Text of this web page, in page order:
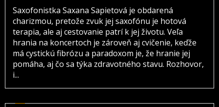
Saxofonistka Saxana Sapietová je obdarená
charizmou, pretože zvuk jej saxofónu je hotová
terapia, ale aj cestovanie patrí k jej životu. Veľa
hrania na koncertoch je zároveň aj cvičenie, keďže
má cystickú fibrózu a paradoxom je, že hranie jej
pomáha, aj čo sa týka zdravotného stavu. Rozhovor,
i...